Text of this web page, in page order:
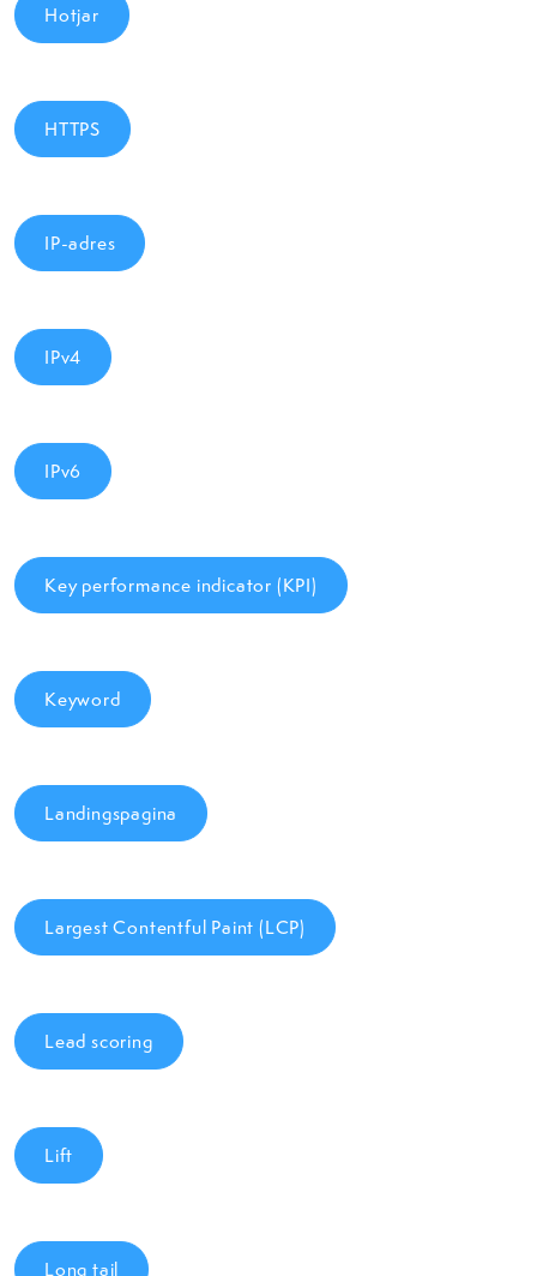
Hotjar
HTTPS
IP-adres
IPv4
IPv6
Key performance indicator (KPI)
Keyword
Landingspagina
Largest Contentful Paint (LCP)
Lead scoring
Lift
Long tail